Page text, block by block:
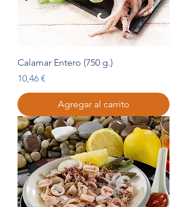
Calamar Entero (750 g.)
Precio
10,46 €
Agregar al carrito